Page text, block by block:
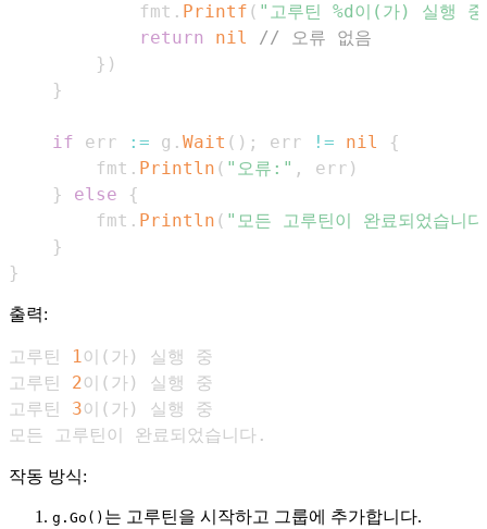
            fmt
. Printf ( "고루틴 %d이(가) 실행
return
nil
// 오류 없음
} )
}
if err := g . Wait ( ) ; err != nil
{
        fmt
. Println ( "오류:" , err )
}
else
{
        fmt
. Println ( "모든 고루틴이 완료되었습니
}
}
출력:
고루틴 1이 ( 가)
고루틴 2이 ( 가)
고루틴 3이 ( 가)
모든 고루틴이 완료되었습니다.
작동 방식:
g.Go() 는 고루틴을 시작하고 그룹에 추가합니다.